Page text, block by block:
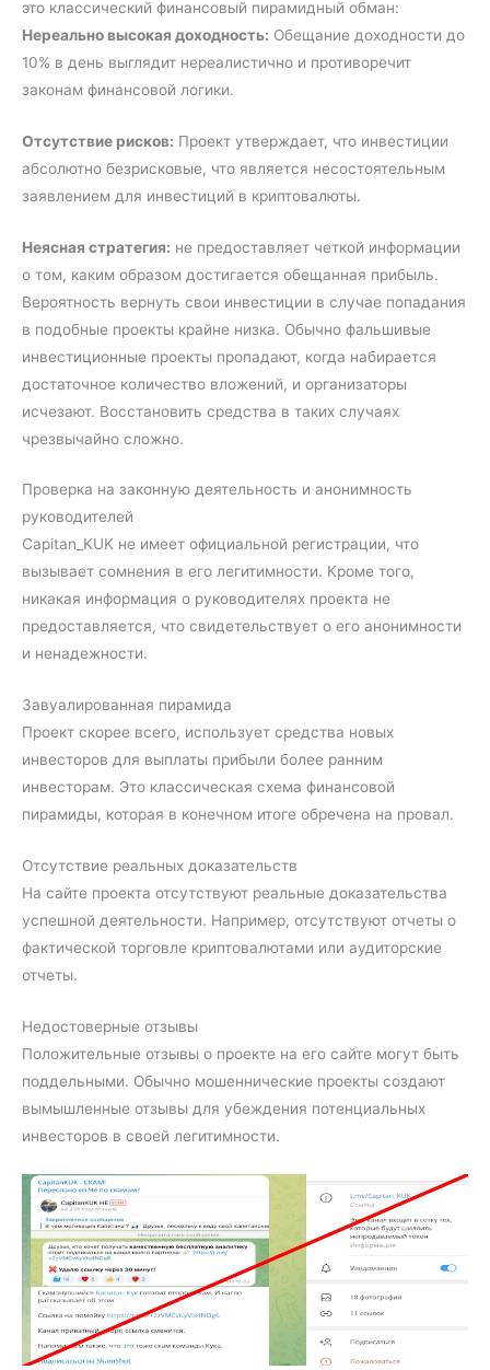
это классический финансовый пирамидный обман:
Нереально высокая доходность: Обещание доходности до
10% в день выглядит нереалистично и противоречит
законам финансовой логики.
Отсутствие рисков: Проект утверждает, что инвестиции
абсолютно безрисковые, что является несостоятельным
заявлением для инвестиций в криптовалюты.
Неясная стратегия: не предоставляет четкой информации
о том, каким образом достигается обещанная прибыль.
Вероятность вернуть свои инвестиции в случае попадания
в подобные проекты крайне низка. Обычно фальшивые
инвестиционные проекты пропадают, когда набирается
достаточное количество вложений, и организаторы
исчезают. Восстановить средства в таких случаях
чрезвычайно сложно.
Проверка на законную деятельность и анонимность
руководителей
Capitan_KUK не имеет официальной регистрации, что
вызывает сомнения в его легитимности. Кроме того,
никакая информация о руководителях проекта не
предоставляется, что свидетельствует о его анонимности
и ненадежности.
Завуалированная пирамида
Проект скорее всего, использует средства новых
инвесторов для выплаты прибыли более ранним
инвесторам. Это классическая схема финансовой
пирамиды, которая в конечном итоге обречена на провал.
Отсутствие реальных доказательств
На сайте проекта отсутствуют реальные доказательства
успешной деятельности. Например, отсутствуют отчеты о
фактической торговле криптовалютами или аудиторские
отчеты.
Недостоверные отзывы
Положительные отзывы о проекте на его сайте могут быть
поддельными. Обычно мошеннические проекты создают
вымышленные отзывы для убеждения потенциальных
инвесторов в своей легитимности.